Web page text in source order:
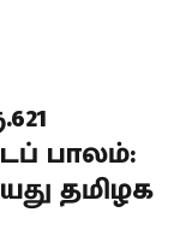
பாலம்:
தமிழக